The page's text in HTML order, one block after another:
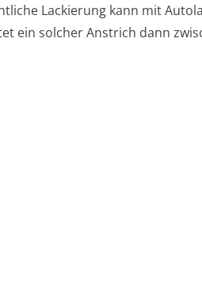
Lackierung kann mit
ein solcher Anstrich dann